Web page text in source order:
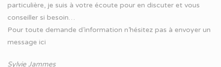
particulière, je suis à votre écoute pour en discuter et vous
conseiller si besoin…
Pour toute demande d’information n’hésitez pas à envoyer un
message ici
Sylvie Jammes